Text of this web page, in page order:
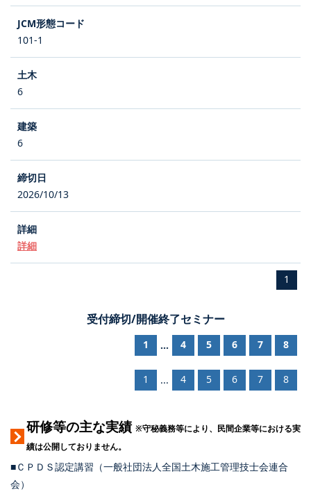
101-1
6
6
2026/10/13
詳細
1
受付締切/開催終了セミナー
1 ... 4 5 6 7 8
1 ... 4 5 6 7 8
研修等の主な実績 ※守秘義務等により、民間企業等における実
績は公開しておりません。
■ＣＰＤＳ認定講習（一般社団法人全国土木施工管理技士会連合
会）